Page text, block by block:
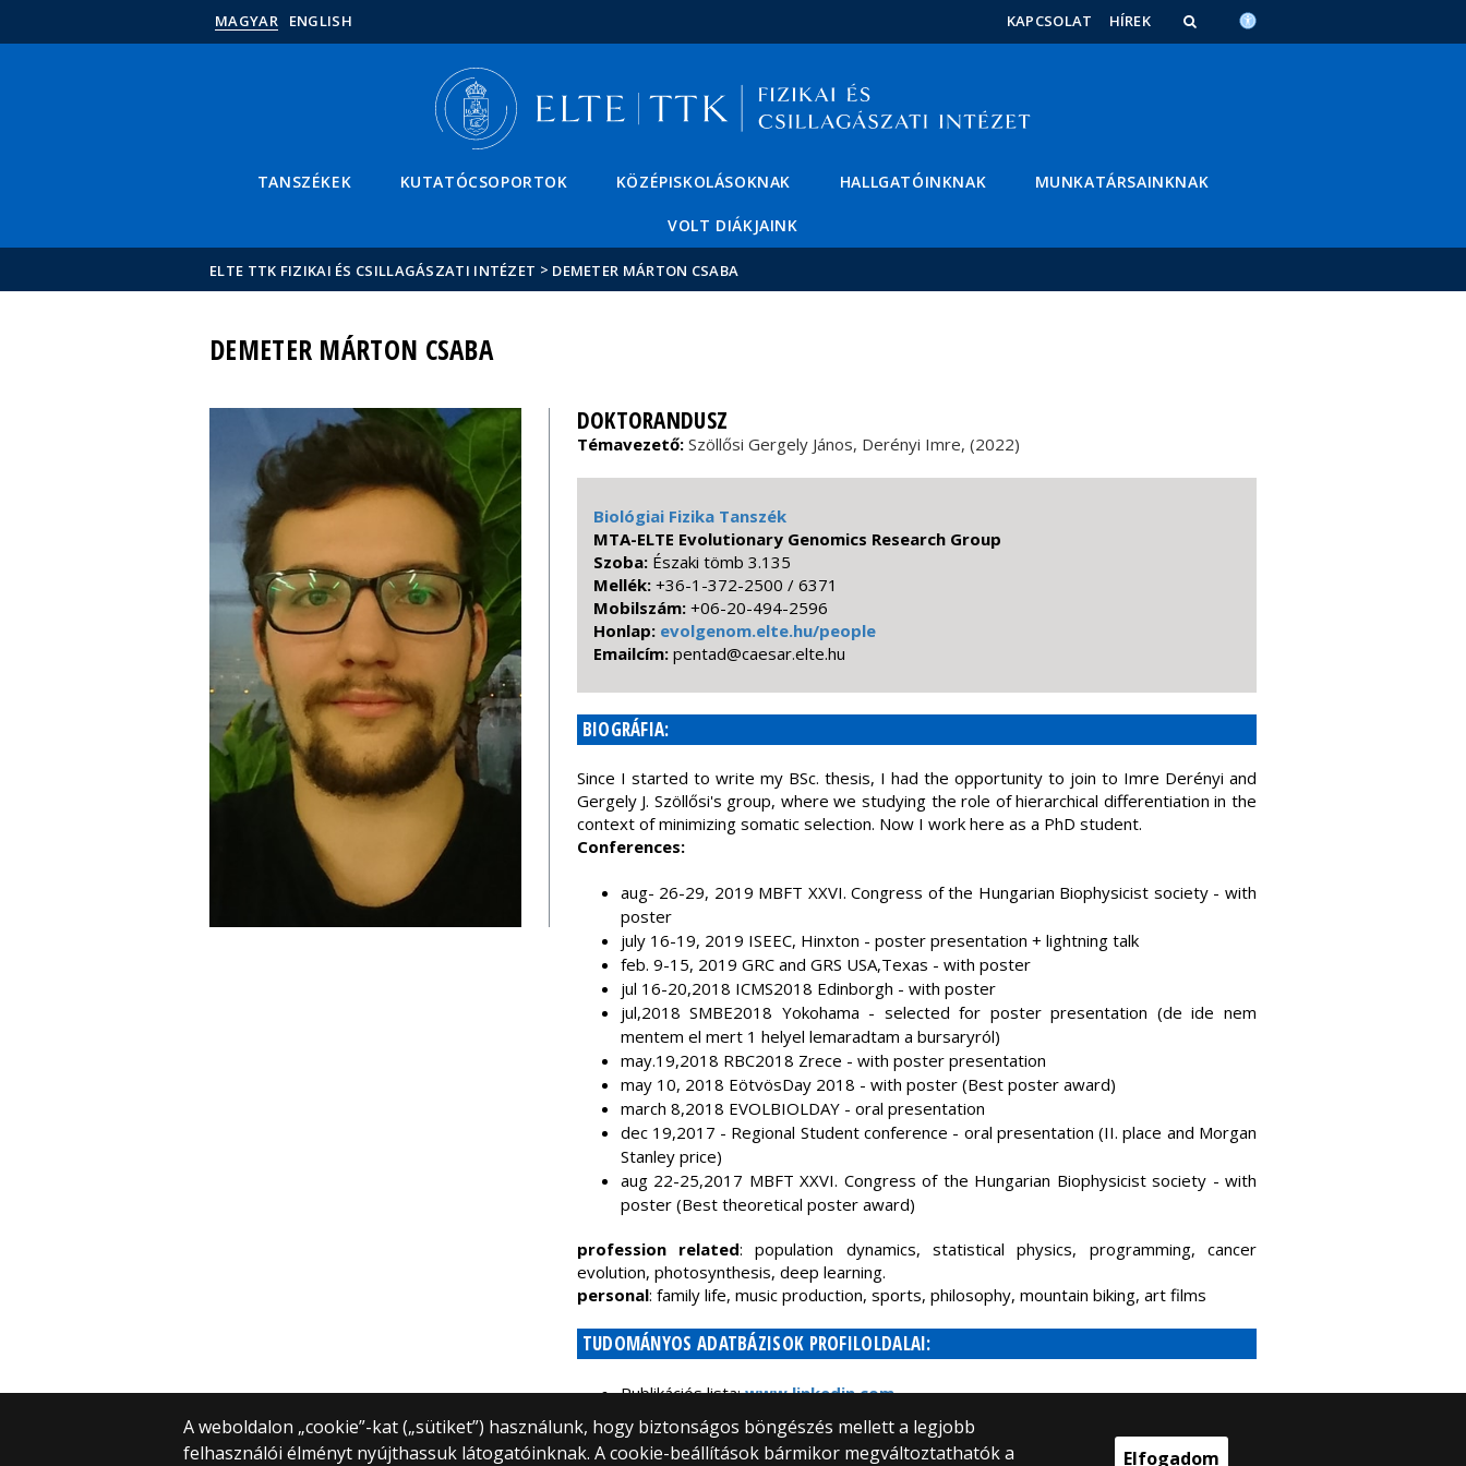
MAGYAR ENGLISH KAPCSOLAT HÍREK
TANSZÉKEK KUTATÓCSOPORTOK KÖZÉPISKOLÁSOKNAK HALLGATÓINKNAK MUNKATÁRSAINKNAK
VOLT DIÁKJAINK
ELTE TTK FIZIKAI ÉS CSILLAGÁSZATI INTÉZET > DEMETER MÁRTON CSABA
DEMETER MÁRTON CSABA
DOKTORANDUSZ
Témavezető: Szöllősi Gergely János, Derényi Imre, (2022)
Biológiai Fizika Tanszék
MTA-ELTE Evolutionary Genomics Research Group
Szoba: Északi tömb 3.135
Mellék: +36-1-372-2500 / 6371
Mobilszám: +06-20-494-2596
Honlap: evolgenom.elte.hu/people
Emailcím: uh.etle.raseac@datnep
BIOGRÁFIA:
Since I started to write my BSc. thesis, I had the opportunity to join to Imre Derényi and
Gergely J. Szöllősi's group, where we studying the role of hierarchical differentiation in the
context of minimizing somatic selection. Now I work here as a PhD student.
Conferences:
aug- 26-29, 2019 MBFT XXVI. Congress of the Hungarian Biophysicist society - with
poster
july 16-19, 2019 ISEEC, Hinxton - poster presentation + lightning talk
feb. 9-15, 2019 GRC and GRS USA,Texas - with poster
jul 16-20,2018 ICMS2018 Edinborgh - with poster
jul,2018 SMBE2018 Yokohama - selected for poster presentation (de ide nem
mentem el mert 1 helyel lemaradtam a bursaryról)
may.19,2018 RBC2018 Zrece - with poster presentation
may 10, 2018 EötvösDay 2018 - with poster (Best poster award)
march 8,2018 EVOLBIOLDAY - oral presentation
dec 19,2017 - Regional Student conference - oral presentation (II. place and Morgan
Stanley price)
aug 22-25,2017 MBFT XXVI. Congress of the Hungarian Biophysicist society - with
poster (Best theoretical poster award)
profession related: population dynamics, statistical physics, programming, cancer
evolution, photosynthesis, deep learning.
personal: family life, music production, sports, philosophy, mountain biking, art films
TUDOMÁNYOS ADATBÁZISOK PROFILOLDALAI:
Publikációs lista:www.linkedin.com
Személyi adatlap a doktori.hu oldalon.
A weboldalon „cookie”-kat („sütiket”) használunk, hogy biztonságos böngészés mellett a legjobb
felhasználói élményt nyújthassuk látogatóinknak. A cookie-beállítások bármikor megváltoztathatók a
Elfogadom